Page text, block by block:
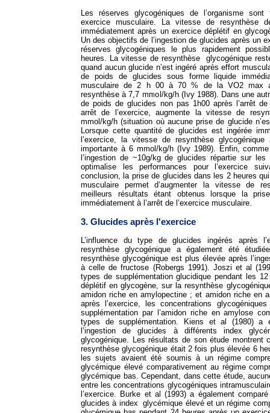
Les réserves glycogéniques de l’organisme
exercice musculaire. La vitesse de resynthèse
immédiatement après un exercice déplétif en
Un des objectifs de l’ingestion de glucides après un
réserves glycogéniques le plus rapidement
heures. La vitesse de resynthèse glycogénique
quand aucun glucide n’est ingéré après effort
de poids de glucides sous forme liquide
musculaire de 2 h 00 à 70 % de la VO2 max
resynthèse à 7,7 mmol/kg/h (Ivy 1988). Dans une
de poids de glucides non pas 1h00 après l’arrêt
arrêt de l’exercice, augmente la vitesse de
mmol/kg/h (situation où aucune prise de glucide
Lorsque cette quantité de glucides est ingérée
l’exercice, la vitesse de resynthèse
importante à 6 mmol/kg/h (Ivy 1989). Enfin,
l’ingestion de ~10g/kg de glucides répartie sur les
optimalise les performances pour l’exercice
conclusion, la prise de glucides dans les 2 heures
musculaire permet d’augmenter la vitesse de
meilleurs résultats étant obtenus lorsque la
immédiatement à l’arrêt de l’exercice musculaire.
3. Glucides après l'exercice
L’influence du type de glucides ingérés après
resynthèse glycogénique a également été
resynthèse glycogénique est plus élevée après
à celle de fructose (Robergs 1991). Joszi et al
types de supplémentation glucidique pendant les
déplétif en glycogène, sur la resynthèse
amidon riche en amylopectine ; et amidon riche en
après l’exercice, les concentrations
supplémentation par l’amidon riche en amylose
types de supplémentation. Kiens et al (1980) a
l’ingestion de glucides à différents index
glycogénique. Les résultats de son étude montrent
resynthèse glycogénique était 2 fois plus élevée 6
les sujets avaient été soumis à un régime
glycémique élevé comparativement au régime
glycémique bas. Cependant, dans cette étude,
entre les concentrations glycogéniques
l’exercice. Burke et al (1993) a également
glucides à index glycémique élevé et un régime